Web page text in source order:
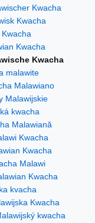
Kwacha
Kwacha
Kwacha
Kwacha
malawite
Malawiano
Malawijskie
kwacha
Malawiană
Kwacha
Kwacha
Malawi
Kwacha
kvacha
Kwacha
kwacha